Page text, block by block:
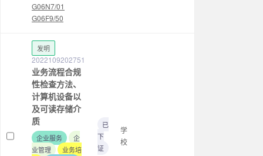
G06N7/01
G06F9/50
发明
2022109202751
业务流程合规
性检查方法、
计算机设备以
及可读存储介
质
企业服务
企
业管理
业务培
已
下
证
学
校